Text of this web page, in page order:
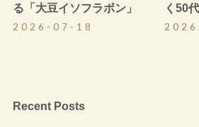
る「大豆イソフラボン」
2026-07-18
く50
Recent Posts